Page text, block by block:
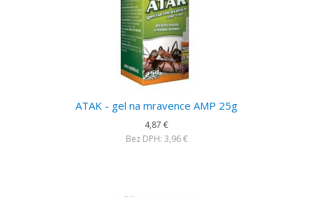
ATAK - gel na mravence AMP 25g
4,87 €
Bez DPH: 3,96 €